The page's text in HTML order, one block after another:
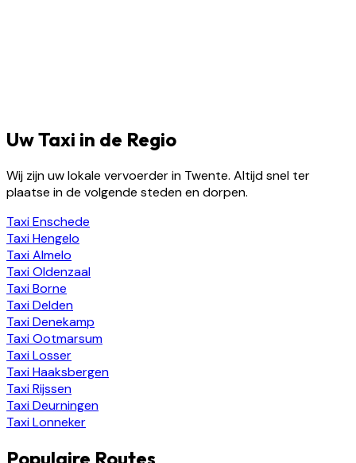
Uw Taxi in de Regio
Wij zijn uw lokale vervoerder in Twente. Altijd snel ter
plaatse in de volgende steden en dorpen.
TaxiEnschede
TaxiHengelo
TaxiAlmelo
TaxiOldenzaal
TaxiBorne
TaxiDelden
TaxiDenekamp
TaxiOotmarsum
TaxiLosser
TaxiHaaksbergen
TaxiRijssen
TaxiDeurningen
TaxiLonneker
Populaire Routes